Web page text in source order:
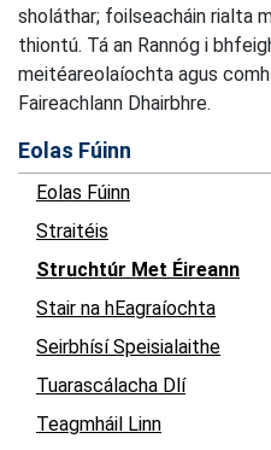
sholáthar; foilseacháin rialta
thiontú. Tá an Rannóg i
meitéareolaíochta agus
Faireachlann Dhairbhre.
Eolas Fúinn
Eolas Fúinn
Straitéis
Struchtúr Met Éireann
Stair na hEagraíochta
Seirbhísí Speisialaithe
Tuarascálacha Dlí
Teagmháil Linn